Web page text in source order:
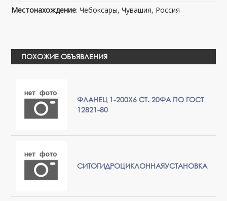
Местонахождение: Чебоксары, Чувашия, Россия
ПОХОЖИЕ ОБЪЯВЛЕНИЯ
ФЛАНЕЦ 1-200Х6 СТ. 20ФА ПО ГОСТ
12821-80
СИТОГИДРОЦИКЛОННАЯУСТАНОВКА